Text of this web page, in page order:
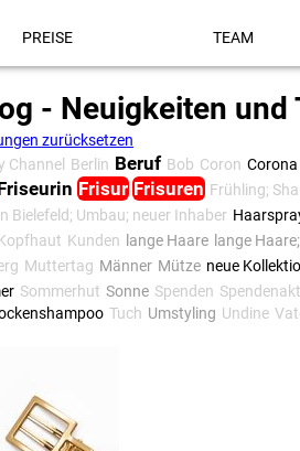
PREISE TEAM
- Neuigkeiten und
zurücksetzen
Channel Berlin Beruf Bob Coron Corona
Frisur Frisuren Frühling;
Bielefeld; Umbau; neuer Inhaber
Kunden lange Haare lange
Muttertag Männer Mütze neue
Sommerhut Sonne Spenden
Tuch Umstyling Undine